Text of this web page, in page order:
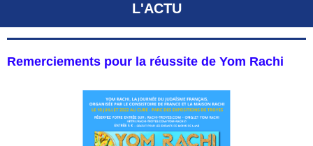
L'ACTU
Remerciements pour la réussite de Yom Rachi